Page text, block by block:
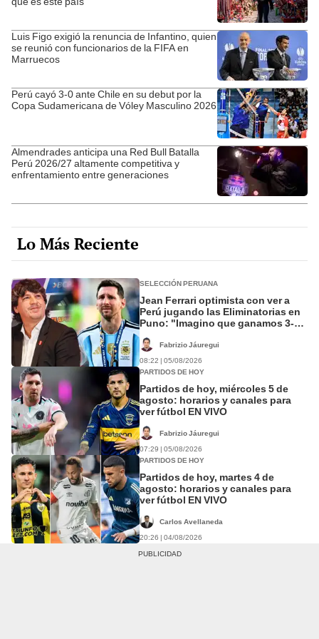
Luis Figo exigió la renuncia de Infantino, quien
se reunió con funcionarios de la FIFA en
Marruecos
Perú cayó 3-0 ante Chile en su debut por la
Copa Sudamericana de Vóley Masculino 2026
Almendrades anticipa una Red Bull Batalla
Perú 2026/27 altamente competitiva y
enfrentamiento entre generaciones
Lo Más Reciente
SELECCIÓN PERUANA
Jean Ferrari optimista con ver a
Perú jugando las Eliminatorias en
Puno: "Imagino que ganamos 3-0 a
Fabrizio Jáuregui
08:22 | 05/08/2026
PARTIDOS DE HOY
Partidos de hoy, miércoles 5 de
agosto: horarios y canales para
ver fútbol EN VIVO
Fabrizio Jáuregui
07:29 | 05/08/2026
PARTIDOS DE HOY
Partidos de hoy, martes 4 de
agosto: horarios y canales para
ver fútbol EN VIVO
Carlos Avellaneda
20:26 | 04/08/2026